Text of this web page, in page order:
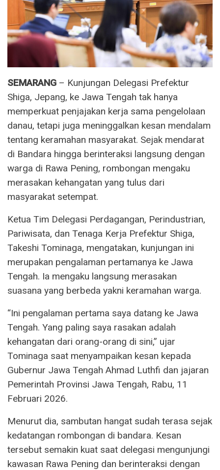
SEMARANG – Kunjungan Delegasi Prefektur
Shiga, Jepang, ke Jawa Tengah tak hanya
memperkuat penjajakan kerja sama pengelolaan
danau, tetapi juga meninggalkan kesan mendalam
tentang keramahan masyarakat. Sejak mendarat
di Bandara hingga berinteraksi langsung dengan
warga di Rawa Pening, rombongan mengaku
merasakan kehangatan yang tulus dari
masyarakat setempat.
Ketua Tim Delegasi Perdagangan, Perindustrian,
Pariwisata, dan Tenaga Kerja Prefektur Shiga,
Takeshi Tominaga, mengatakan, kunjungan ini
merupakan pengalaman pertamanya ke Jawa
Tengah. Ia mengaku langsung merasakan
suasana yang berbeda yakni keramahan warga.
“Ini pengalaman pertama saya datang ke Jawa
Tengah. Yang paling saya rasakan adalah
kehangatan dari orang-orang di sini,” ujar
Tominaga saat menyampaikan kesan kepada
Gubernur Jawa Tengah Ahmad Luthfi dan jajaran
Pemerintah Provinsi Jawa Tengah, Rabu, 11
Februari 2026.
Menurut dia, sambutan hangat sudah terasa sejak
kedatangan rombongan di bandara. Kesan
tersebut semakin kuat saat delegasi mengunjungi
kawasan Rawa Pening dan berinteraksi dengan